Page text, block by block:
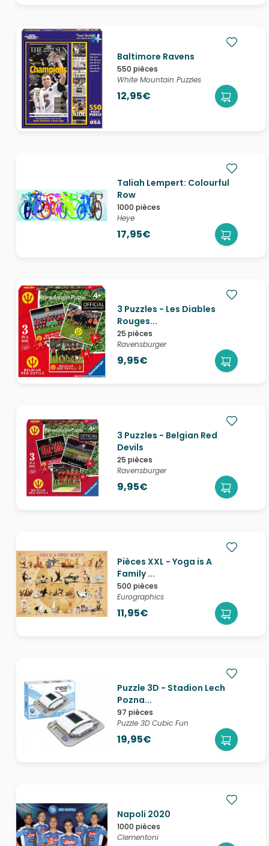
Baltimore Ravens
550 pièces
White Mountain Puzzles
12,95€
Taliah Lempert: Colourful
Row
1000 pièces
Heye
17,95€
3 Puzzles - Les Diables
Rouges...
25 pièces
Ravensburger
9,95€
3 Puzzles - Belgian Red
Devils
25 pièces
Ravensburger
9,95€
Pièces XXL - Yoga is A
Family ...
500 pièces
Eurographics
11,95€
Puzzle 3D - Stadion Lech
Pozna...
97 pièces
Puzzle 3D Cubic Fun
19,95€
Napoli 2020
1000 pièces
Clementoni